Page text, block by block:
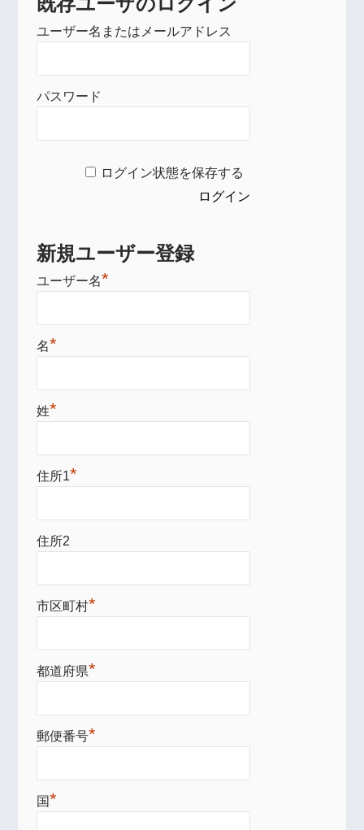
ユーザー名またはメールアドレス
パスワード
ログイン状態を保存する
新規ユーザー登録
ユーザー名*
名*
姓*
住所1*
住所2
市区町村*
都道府県*
郵便番号*
国*